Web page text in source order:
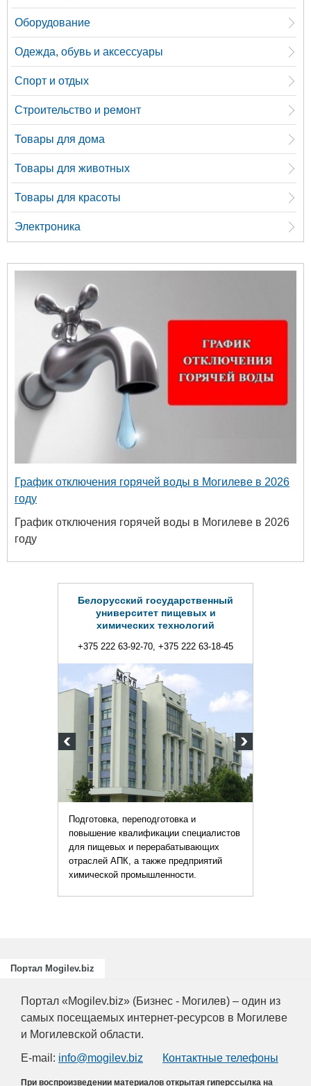
Оборудование
Одежда, обувь и аксессуары
Спорт и отдых
Строительство и ремонт
Товары для дома
Товары для животных
Товары для красоты
Электроника
График отключения горячей воды в Могилеве в 2026
году
График отключения горячей воды в Могилеве в 2026
году
Белорусский государственный
университет пищевых и
химических технологий
+375 222 63-92-70, +375 222 63-18-45
Подготовка, переподготовка и
повышение квалификации специалистов
для пищевых и перерабатывающих
отраслей АПК, а также предприятий
химической промышленности.
Портал Mogilev.biz
Портал «Mogilev.biz» (Бизнес - Могилев) – один из
самых посещаемых интернет-ресурсов в Могилеве
и Могилевской области.
E-mail: info@mogilev.biz Контактные телефоны
При воспроизведении материалов открытая гиперссылка на